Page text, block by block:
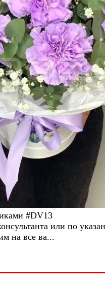
#DV13
или по
на все ва...